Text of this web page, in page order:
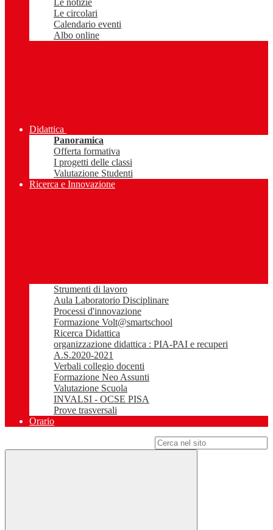
Le notizie
Le circolari
Calendario eventi
Albo online
Didattica
Panoramica
Offerta formativa
I progetti delle classi
Valutazione Studenti
Ricerca e Innovazione
Strumenti di lavoro
Aula Laboratorio Disciplinare
Processi d'innovazione
Formazione Volt@smartschool
Ricerca Didattica
organizzazione didattica : PIA-PAI e recuperi
A.S.2020-2021
Verbali collegio docenti
Formazione Neo Assunti
Valutazione Scuola
INVALSI - OCSE PISA
Prove trasversali
Orario